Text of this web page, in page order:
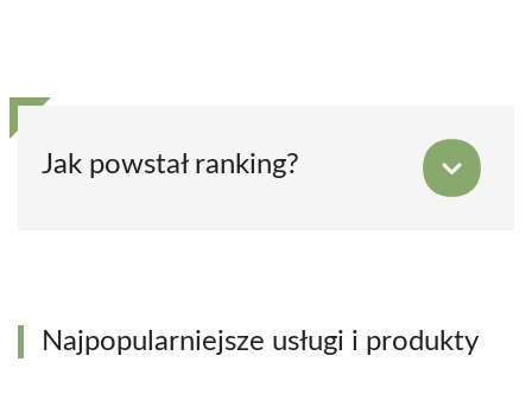
Jak powstał ranking?
Najpopularniejsze usługi i produkty